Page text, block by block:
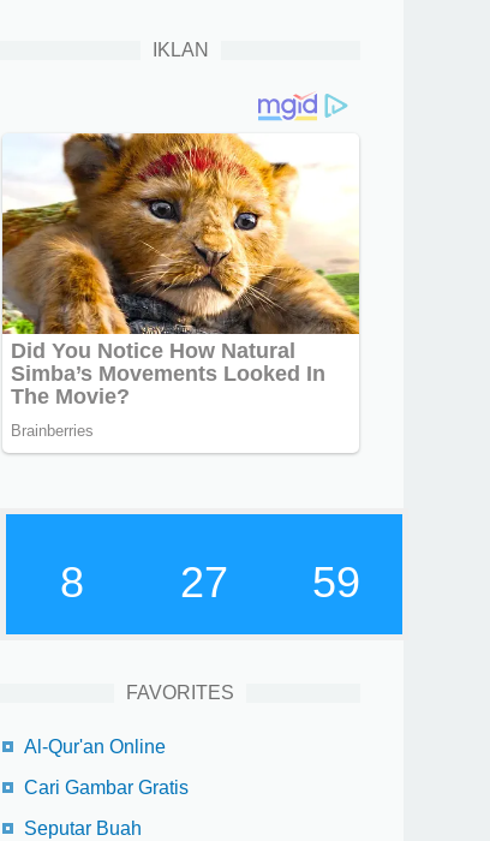
IKLAN
8 28 0
FAVORITES
Al-Qur'an Online
Cari Gambar Gratis
Seputar Buah